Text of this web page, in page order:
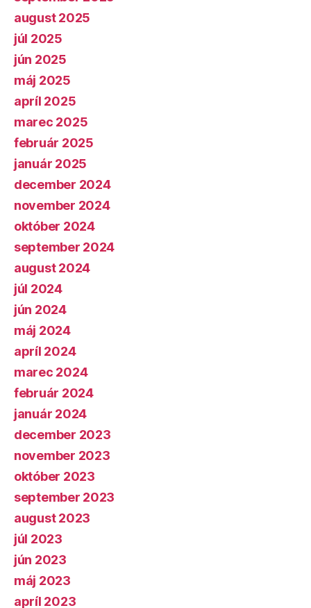
august 2025
júl 2025
jún 2025
máj 2025
apríl 2025
marec 2025
február 2025
január 2025
december 2024
november 2024
október 2024
september 2024
august 2024
júl 2024
jún 2024
máj 2024
apríl 2024
marec 2024
február 2024
január 2024
december 2023
november 2023
október 2023
september 2023
august 2023
júl 2023
jún 2023
máj 2023
apríl 2023